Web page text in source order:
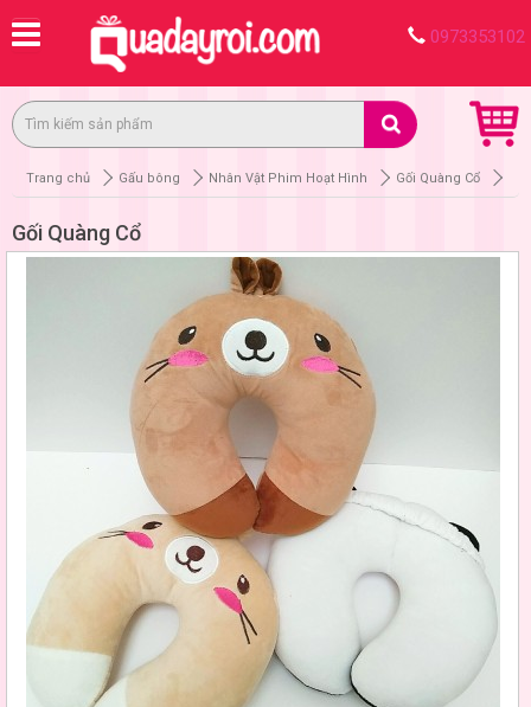
0973353102
Trang chủ Gấu bông Nhân Vật Phim Hoạt Hình Gối Quàng Cổ
Gối Quàng Cổ